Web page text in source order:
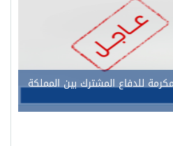
للدفاع المشترك بين المملكة